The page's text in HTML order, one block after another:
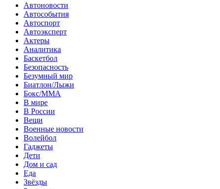
Автоновости
Автособытия
Автоспорт
Автоэксперт
Актеры
Аналитика
Баскетбол
Безопасность
Безумный мир
Биатлон/Лыжи
Бокс/MMA
В мире
В России
Вещи
Военные новости
Волейбол
Гаджеты
Дети
Дом и сад
Еда
Звёзды